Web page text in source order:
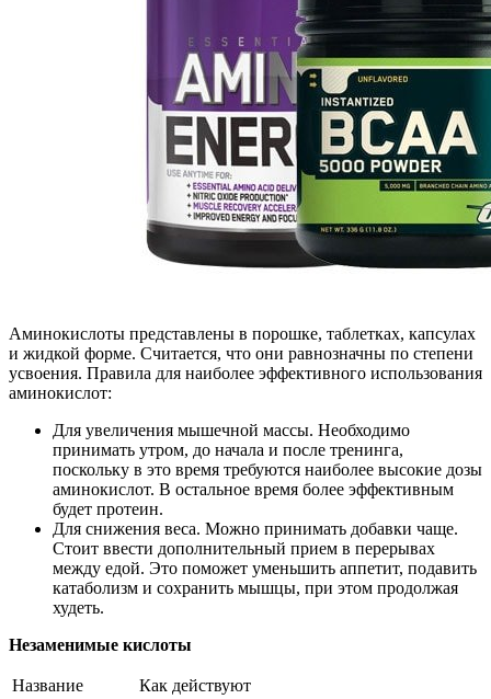
Аминокислоты представлены в порошке, таблетках, капсулах
и жидкой форме. Считается, что они равнозначны по степени
усвоения. Правила для наиболее эффективного использования
аминокислот:
Для увеличения мышечной массы. Необходимо
принимать утром, до начала и после тренинга,
поскольку в это время требуются наиболее высокие дозы
аминокислот. В остальное время более эффективным
будет протеин.
Для снижения веса. Можно принимать добавки чаще.
Стоит ввести дополнительный прием в перерывах
между едой. Это поможет уменьшить аппетит, подавить
катаболизм и сохранить мышцы, при этом продолжая
худеть.
Незаменимые кислоты
Название
Как действуют